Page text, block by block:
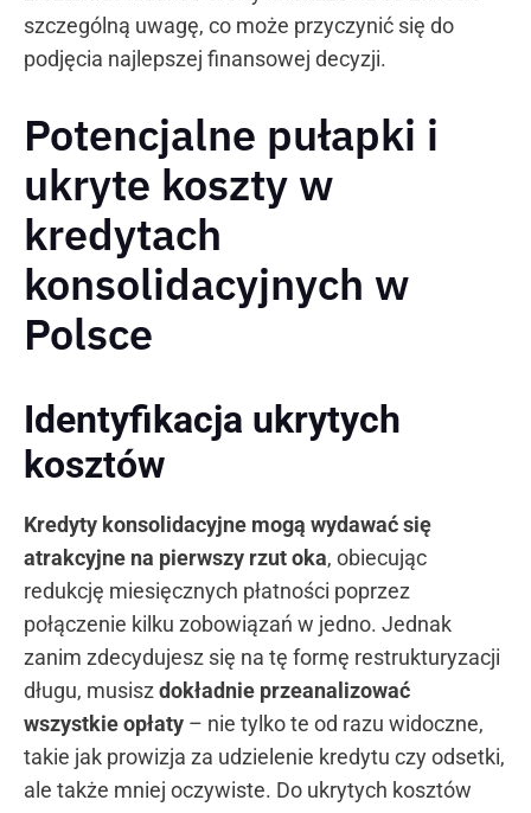
szczególną uwagę, co może przyczynić się do
podjęcia najlepszej finansowej decyzji.
Potencjalne pułapki i
ukryte koszty w
kredytach
konsolidacyjnych w
Polsce
Identyfikacja ukrytych
kosztów
Kredyty konsolidacyjne mogą wydawać się
atrakcyjne na pierwszy rzut oka, obiecując
redukcję miesięcznych płatności poprzez
połączenie kilku zobowiązań w jedno. Jednak
zanim zdecydujesz się na tę formę restrukturyzacji
długu, musiszdokładnie przeanalizować
wszystkie opłaty – nie tylko te od razu widoczne,
takie jak prowizja za udzielenie kredytu czy odsetki,
ale także mniej oczywiste. Do ukrytych kosztów